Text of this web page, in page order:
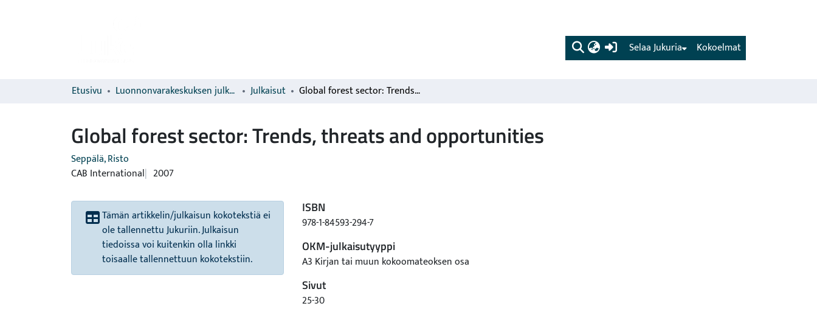
(current) Kokoelmat
Selaa Jukuria
Etusivu Luonnonvarakeskuksen julkaisut Julkaisut Global forest sector: Trends, threats and opportunities
Global forest sector: Trends, threats and opportunities
Seppälä, Risto
CAB International 2007
Tämän artikkelin/julkaisun kokotekstiä ei
ole tallennettu Jukuriin. Julkaisun
tiedoissa voi kuitenkin olla linkki
toisaalle tallennettuun kokotekstiin.
ISBN
978-1-84593-294-7
OKM-julkaisutyyppi
A3 Kirjan tai muun kokoomateoksen osa
Sivut
25-30